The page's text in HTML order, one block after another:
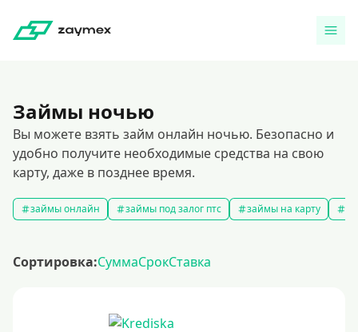
Займы ночью
Вы можете взять займ онлайн ночью. Безопасно и
удобно получите необходимые средства на свою
карту, даже в позднее время.
займы онлайн займы под залог птс займы на карту
Сортировка:СуммаСрокСтавка